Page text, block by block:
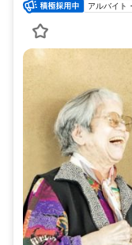
アルバイト